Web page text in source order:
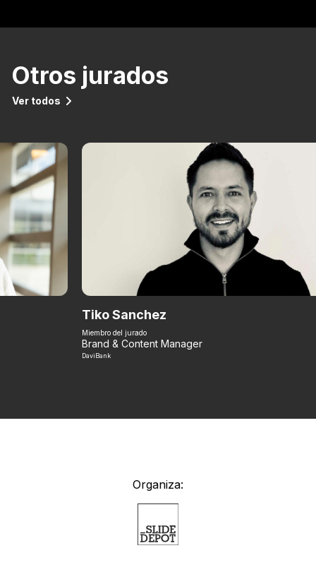
Otros jurados
Ver todos
Tiko Sanchez
Miembro del jurado
Brand & Content Manager
DaviBank
Organiza: